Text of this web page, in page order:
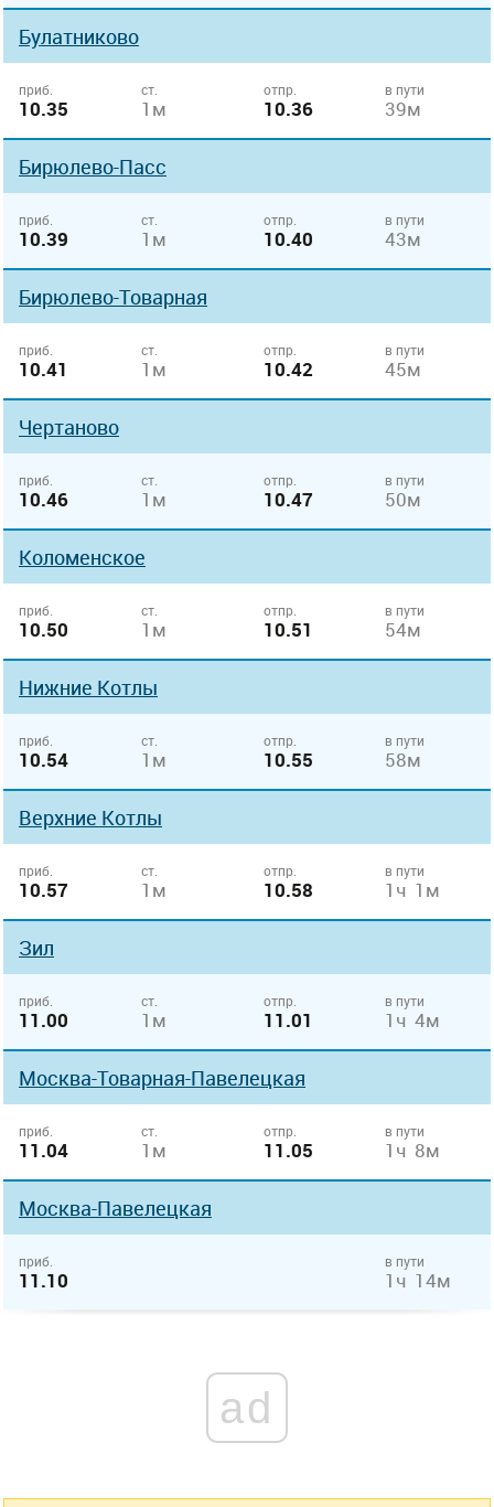
Булатниково
приб.
10.35
ст.
1м
отпр.
10.36
в пути
39м
Бирюлево-Пасс
приб.
10.39
ст.
1м
отпр.
10.40
в пути
43м
Бирюлево-Товарная
приб.
10.41
ст.
1м
отпр.
10.42
в пути
45м
Чертаново
приб.
10.46
ст.
1м
отпр.
10.47
в пути
50м
Коломенское
приб.
10.50
ст.
1м
отпр.
10.51
в пути
54м
Нижние Котлы
приб.
10.54
ст.
1м
отпр.
10.55
в пути
58м
Верхние Котлы
приб.
10.57
ст.
1м
отпр.
10.58
в пути
1ч 1м
Зил
приб.
11.00
ст.
1м
отпр.
11.01
в пути
1ч 4м
Москва-Товарная-Павелецкая
приб.
11.04
ст.
1м
отпр.
11.05
в пути
1ч 8м
Москва-Павелецкая
приб.
11.10
в пути
1ч 14м
ad